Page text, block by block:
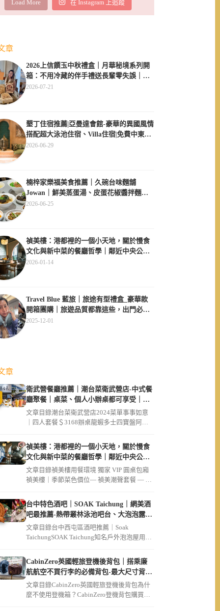
Load More 在 Instagram 上追蹤
章
2026上信饌玉中秋禮盒｜月華秘境系列開
箱：不用冷藏的伴手禮送長輩零失誤｜素
食伴手禮推薦
2026-07-21
墾丁住宿推薦|亞曼達會館-豪華的異國風情
搭配超大泳池住宿、Villa住宿|免費中東服
飾體驗
2026-06-29
楠梓家樂福美食推薦｜久碗台味麵舖
Jowan｜鮮美蒸蛋湯、皮蛋花椒醬拌麵必
點、午間用餐不休息超方便
2026-06-25
禎美樓：港都裡的一個小天地，關於慢食
文化與新中菜的餐廳哲學｜鄰近中央公
園、大同醫院
2026-01-14
Travel Blue 藍旅｜旅途有型禮盒_豪華款
開箱團購｜旅遊品質都靠這些，出門必備
四件套
2025-12-01
章
衛武營餐廳推薦｜潮台菜衛武營店-中式餐
廳聚餐｜桌菜、個人小辦桌都可享受｜破
菜姐妹店
文章目錄潮台菜衛武營店2024菜單事事如意
｜四人套餐＄3168辦桌龍蝦多士四寶盤阿公
禎美樓：港都裡的一個小天地，關於慢食
文化與新中菜的餐廳哲學｜鄰近中央公
園、大同醫院
文章目錄禎美樓用餐環境 獨家 VIP 圓桌包廂
禎美樓｜季節菜色價位— 禎美潮聲套餐 — 迎
台中特色酒吧｜SOAK Taichung｜網美酒
吧最推薦-熱帶叢林泳池吧台、大泡泡露天
草皮座位區
文章目錄台中西屯區酒吧推薦｜Soak
TaichungSOAK Taichung知名戶外泡泡屋用餐
CabinZero英國輕旅登機後背包｜搭乘廉
航航空不買行李的必備背包-最大尺寸背包
36L軍用款、44L登機開箱｜可放筆電
文章目錄CabinZero英國輕旅登機後背包為什
麼不使用登機箱？CabinZero登機背包購買連